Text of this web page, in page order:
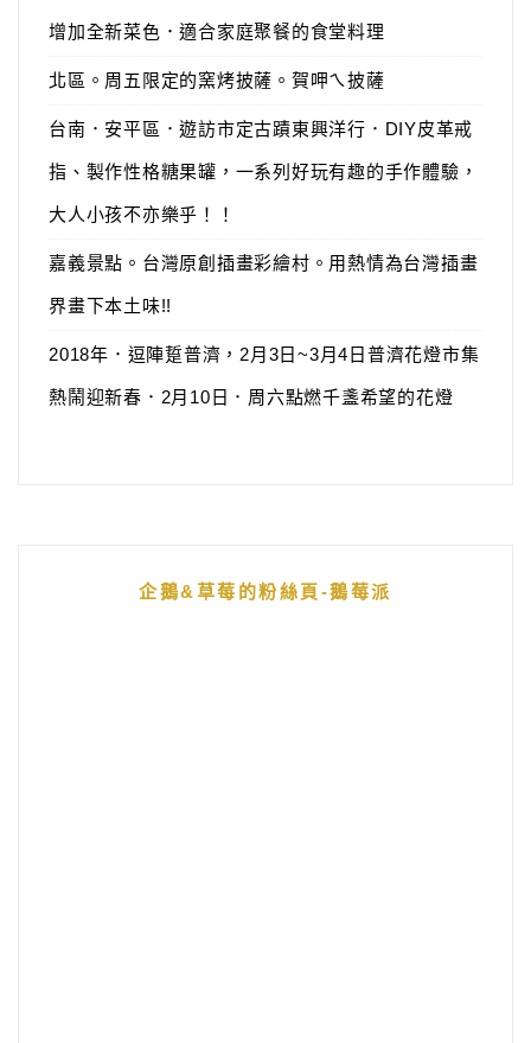
增加全新菜色．適合家庭聚餐的食堂料理
北區。周五限定的窯烤披薩。賀呷ㄟ披薩
台南．安平區．遊訪市定古蹟東興洋行．DIY皮革戒
指、製作性格糖果罐，一系列好玩有趣的手作體驗，
大人小孩不亦樂乎！！
嘉義景點。台灣原創插畫彩繪村。用熱情為台灣插畫
界畫下本土味!!
2018年．逗陣踅普濟，2月3日~3月4日普濟花燈市集
熱鬧迎新春．2月10日．周六點燃千盞希望的花燈
企鵝&草莓的粉絲頁-鵝莓派